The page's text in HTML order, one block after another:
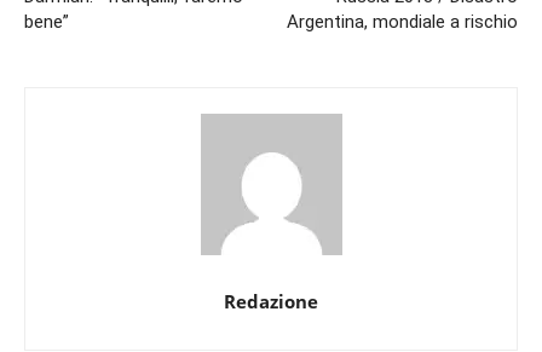
bene”
Argentina, mondiale a rischio
Redazione